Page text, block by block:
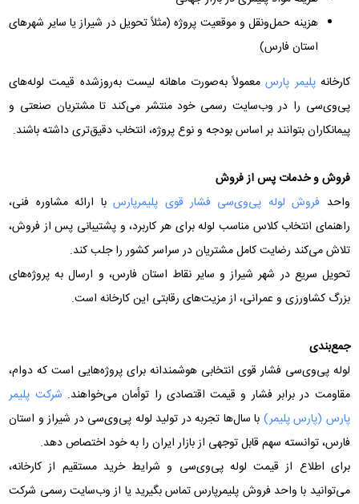
هزینه حمل‌ونقل و موقعیت پروژه (مثلاً تحویل در شیراز یا سایر شهرهای
استان فارس)
کارخانهپلیمر پارسمعمولاً به‌صورت ماهانه لیست به‌روزشده قیمت لوله‌های
پی‌وی‌سی را در وب‌سایت رسمی خود منتشر می‌کند تا مشتریان صنعتی و
پیمانکاران بتوانند بر اساس بودجه و نوع پروژه، انتخاب دقیق‌تری داشته باشند.
فروش و خدمات پس از فروش
واحد فروش لوله پی‌وی‌سی فشار قوی پلیمرپارسبا ارائه مشاوره فنی،
راهنمای انتخاب کلاس مناسب لوله برای هر کاربرد، و پشتیبانی پس از فروش،
تلاش می‌کند رضایت کامل مشتریان در سراسر کشور را جلب کند.
تحویل سریع در شهر شیراز و سایر نقاط استان فارس، و ارسال به پروژه‌های
بزرگ کشاورزی و عمرانی، از مزیت‌های رقابتی این کارخانه است.
جمع‌بندی
لوله پی‌وی‌سی فشار قوی انتخابی هوشمندانه برای پروژه‌هایی است که دوام،
مقاومت در برابر فشار و قیمت اقتصادی را توأمان می‌خواهند. شرکت پلیمر
پارس (پارس پلیمر) با سال‌ها تجربه در تولید لوله پی‌وی‌سی در شیراز و استان
فارس، توانسته سهم قابل توجهی از بازار ایران را به خود اختصاص دهد.
برای اطلاع از قیمت لوله پی‌وی‌سی و شرایط خرید مستقیم از کارخانه،
می‌توانید با واحد فروش پلیمرپارس تماس بگیرید یا از وب‌سایت رسمی شرکت